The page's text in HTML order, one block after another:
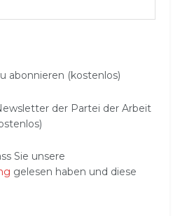
abonnieren (kostenlos)
der Partei der Arbeit
Sie unsere
gelesen haben und diese